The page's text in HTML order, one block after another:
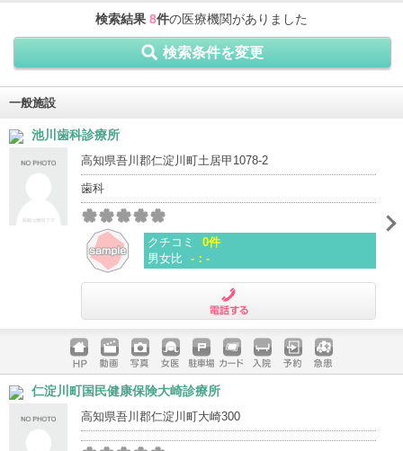
検索結果 8件の医療機関がありました
検索条件を変更
一般施設
池川歯科診療所
高知県吾川郡仁淀川町土居甲1078-2
歯科
クチコミ
0件
男女比 -：-
ホームペ
ージ
動画 写真 女医 駐車場
クレジッ
入院 予約 急患
仁淀川町国民健康保険大崎診療所
高知県吾川郡仁淀川町大崎300